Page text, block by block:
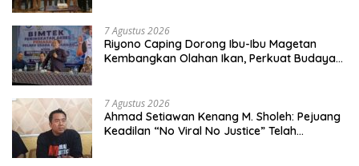
7 Agustus 2026
Riyono Caping Dorong Ibu-Ibu Magetan
Kembangkan Olahan Ikan, Perkuat Budaya
7 Agustus 2026
Ahmad Setiawan Kenang M. Sholeh: Pejuang
Keadilan “No Viral No Justice” Telah